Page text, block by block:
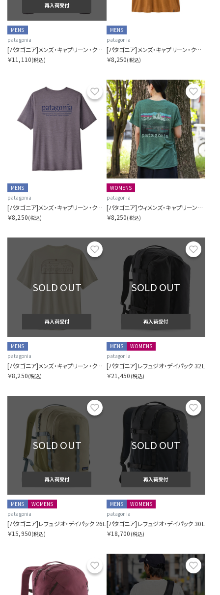
再入荷受付
MENS
patagonia
[パタゴニア]メンズ・キャプリーン・クール・デイリー・フーディ（ハット・トリッパー）
￥11,110(税込)
MENS
patagonia
[パタゴニア]メンズ・キャプリーン・クール・デイリー・シャツ（フィッツロイ・フットヒルズ）
￥8,250(税込)
お気に入り
MENS
patagonia
[パタゴニア]メンズ・キャプリーン・クール・デイリー・シャツ（ハット・トリッパー）
￥8,250(税込)
お気
WOMENS
patagonia
[パタゴニア]ウィメンズ・キャプリーン・クール・デイリー・シャツ（フィッツロイ・フットヒルズ）
￥8,250(税込)
お気に入り
SOLD OUT
再入荷受付
MENS
patagonia
[パタゴニア]メンズ・キャプリーン・クール・デイリー・シャツ（P-6 コスモス）
￥8,250(税込)
SOLD OUT
再入荷受付
MENS
WOMENS
patagonia
[パタゴニア]レフュジオ・デイパック 32L
￥21,450 (税込)
お気に入り
SOLD OUT
再入荷受付
MENS
WOMENS
patagonia
[パタゴニア]レフュジオ・デイパック 26L
￥15,950(税込)
SOLD OUT
再入荷受付
MENS
WOMENS
patagonia
[パタゴニア]レフュジオ・デイパック 30L
￥18,700 (税込)
お気に入り お気